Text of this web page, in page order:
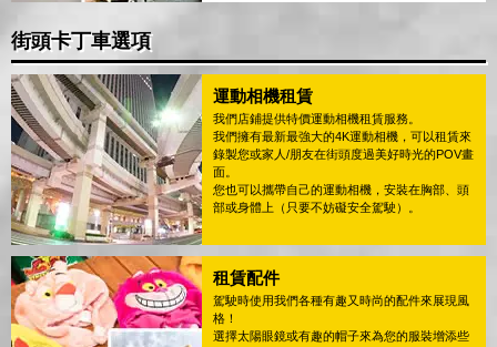
街頭卡丁車選項
運動相機租賃
我們店鋪提供特價運動相機租賃服務。
我們擁有最新最強大的4K運動相機，可以租賃來
錄製您或家人/朋友在街頭度過美好時光的POV畫
面。
您也可以攜帶自己的運動相機，安裝在胸部、頭
部或身體上（只要不妨礙安全駕駛）。
租賃配件
駕駛時使用我們各種有趣又時尚的配件來展現風
格！
選擇太陽眼鏡或有趣的帽子來為您的服裝增添些